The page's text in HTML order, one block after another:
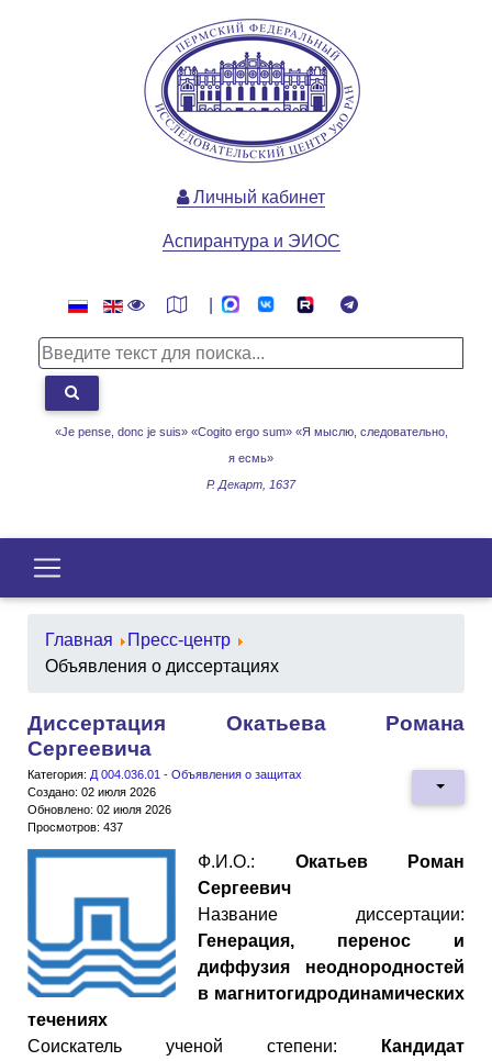
«Je pense, donc je suis» «Cogito ergo sum» «Я мыслю, следовательно,
я есмь»
Р. Декарт, 1637
Личный кабинет
Аспирантура и ЭИОС
Главная
Пресс-центр
Объявления о диссертациях
Диссертация Окатьева Романа
Сергеевича
Категория: Д 004.036.01 - Объявления о защитах
Создано: 02 июля 2026
Обновлено: 02 июля 2026
Просмотров: 437
Ф.И.О.: Окатьев Роман
Сергеевич
Название диссертации:
Генерация, перенос и
диффузия неоднородностей
в магнитогидродинамических
течениях
Cоискатель ученой степени: Кандидат